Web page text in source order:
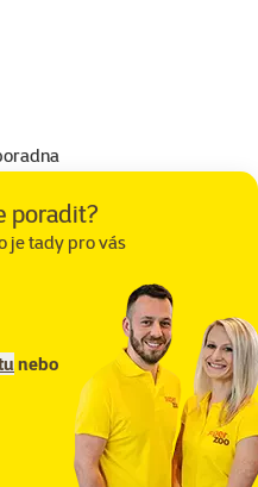
poradit?
je tady pro vás
nebo